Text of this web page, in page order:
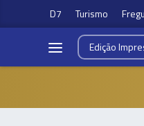
D7 Turismo
Edição